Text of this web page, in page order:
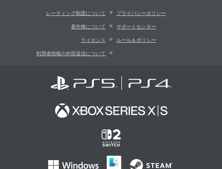
レーティング制度について プライバシーポリシー
著作権について サポートセンター
ライセンス ルール＆ポリシー
利用者情報の外部送信について